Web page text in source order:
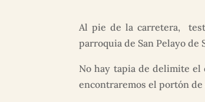
Al pie de la carretera,
parroquia de San Pelayo de
No hay tapia de delimite el
encontraremos el portón